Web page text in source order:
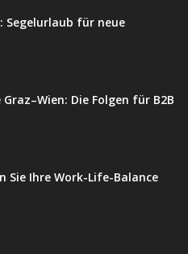
Segelurlaub für neue
Die Folgen für B2B
Sie Ihre Work-Life-Balance